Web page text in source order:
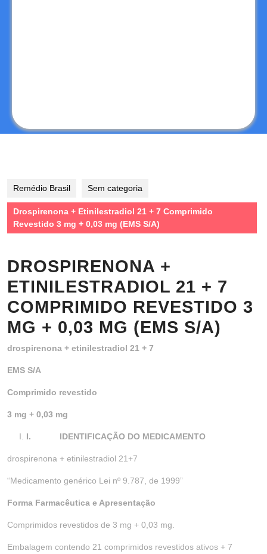
Remédio Brasil Sem categoria
Drospirenona + Etinilestradiol 21 + 7 Comprimido
Revestido 3 mg + 0,03 mg (EMS S/A)
DROSPIRENONA +
ETINILESTRADIOL 21 + 7
COMPRIMIDO REVESTIDO 3
MG + 0,03 MG (EMS S/A)
drospirenona + etinilestradiol 21 + 7
EMS S/A
Comprimido revestido
3 mg + 0,03 mg
I. IDENTIFICAÇÃO DO MEDICAMENTO
drospirenona + etinilestradiol 21+7
“Medicamento genérico Lei nº 9.787, de 1999”
Forma Farmacêutica e Apresentação
Comprimidos revestidos de 3 mg + 0,03 mg.
Embalagem contendo 21 comprimidos revestidos ativos + 7